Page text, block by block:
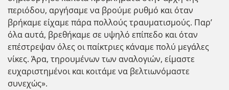
περιόδου, αργήσαμε να βρούμε ρυθμό και όταν
βρήκαμε είχαμε πάρα πολλούς τραυματισμούς. Παρ’
όλα αυτά, βρεθήκαμε σε υψηλό επίπεδο και όταν
επέστρεψαν όλες οι παίκτριες κάναμε πολύ μεγάλες
νίκες. Άρα, τηρουμένων των αναλογιών, είμαστε
ευχαριστημένοι και κοιτάμε να βελτιωνόμαστε
συνεχώς».